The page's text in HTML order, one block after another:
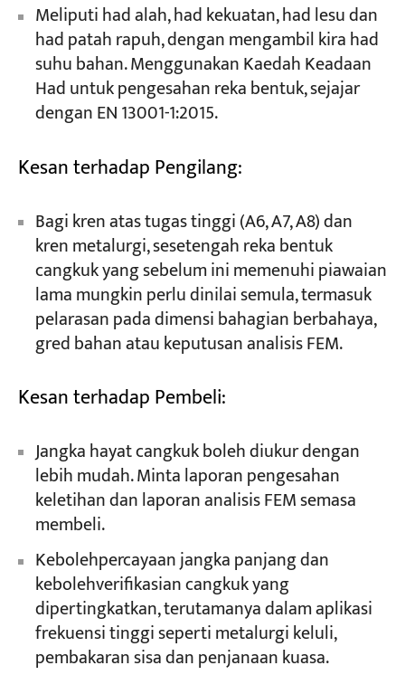
Meliputi had alah, had kekuatan, had lesu dan
had patah rapuh, dengan mengambil kira had
suhu bahan. Menggunakan Kaedah Keadaan
Had untuk pengesahan reka bentuk, sejajar
dengan EN 13001-1:2015.
Kesan terhadap Pengilang:
Bagi kren atas tugas tinggi (A6, A7, A8) dan
kren metalurgi, sesetengah reka bentuk
cangkuk yang sebelum ini memenuhi piawaian
lama mungkin perlu dinilai semula, termasuk
pelarasan pada dimensi bahagian berbahaya,
gred bahan atau keputusan analisis FEM.
Kesan terhadap Pembeli:
Jangka hayat cangkuk boleh diukur dengan
lebih mudah. Minta laporan pengesahan
keletihan dan laporan analisis FEM semasa
membeli.
Kebolehpercayaan jangka panjang dan
kebolehverifikasian cangkuk yang
dipertingkatkan, terutamanya dalam aplikasi
frekuensi tinggi seperti metalurgi keluli,
pembakaran sisa dan penjanaan kuasa.